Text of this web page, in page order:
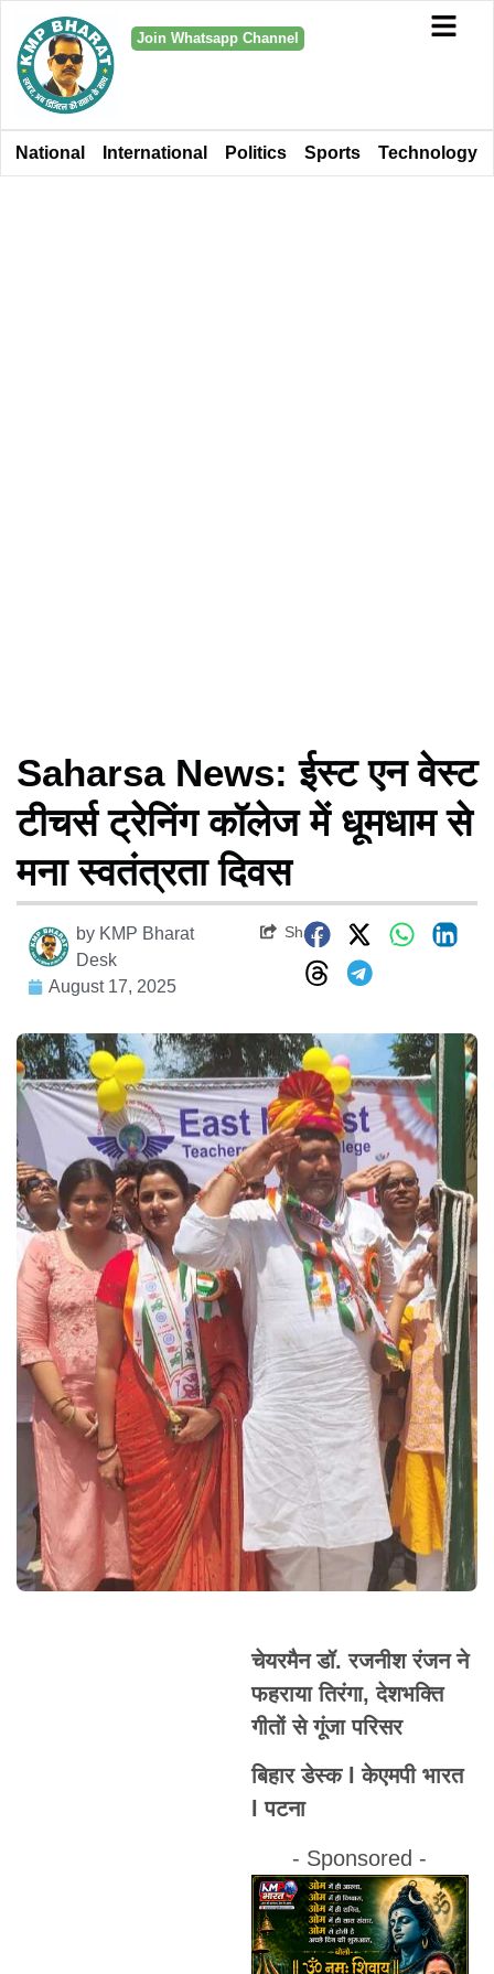
Join Whatsapp Channel
National International Politics Sports Technology
Saharsa News: ईस्ट एन वेस्ट
टीचर्स ट्रेनिंग कॉलेज में धूमधाम से
मना स्वतंत्रता दिवस
by KMP Bharat
Desk
August 17, 2025
Share
चेयरमैन डॉ. रजनीश रंजन ने
फहराया तिरंगा, देशभक्ति
गीतों से गूंजा परिसर
बिहार डेस्क l केएमपी भारत
l पटना
- Sponsored -